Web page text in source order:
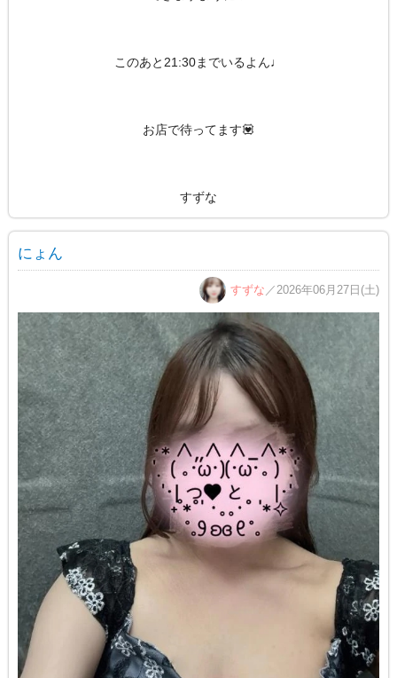
このあと21:30までいるよん♩
お店で待ってます💟
すずな
にょん
すずな ／2026年06月27日(土)